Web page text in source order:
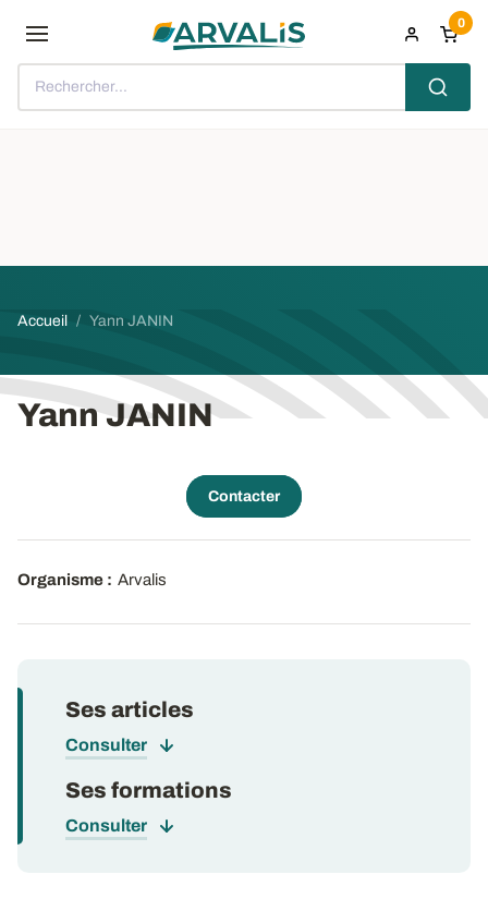
Rechercher...
0
Fil d'Ariane
Accueil Yann JANIN
Yann JANIN
Contacter
Organisme : Arvalis
Ses articles
Consulter
Ses formations
Consulter